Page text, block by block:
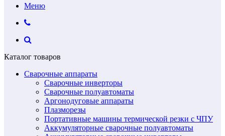
Меню
Каталог товаров
Сварочные аппараты
Сварочные инверторы
Сварочные полуавтоматы
Аргонодуговые аппараты
Плазморезы
Портативные машины термической резки с ЧПУ
Аккумуляторные сварочные полуавтоматы